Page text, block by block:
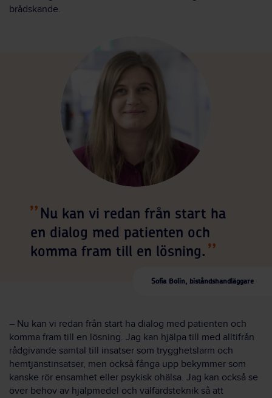
brådskande.
Nu kan vi redan från start ha
en dialog med patienten och
komma fram till en lösning.
Sofia Bolin, biståndshandläggare
– Nu kan vi redan från start ha dialog med patienten och
komma fram till en lösning. Jag kan hjälpa till med alltifrån
rådgivande samtal till insatser som trygghetslarm och
hemtjänstinsatser, men också fånga upp bekymmer som
kanske rör ensamhet eller psykisk ohälsa. Jag kan också se
över behov av hjälpmedel och välfärdsteknik så att